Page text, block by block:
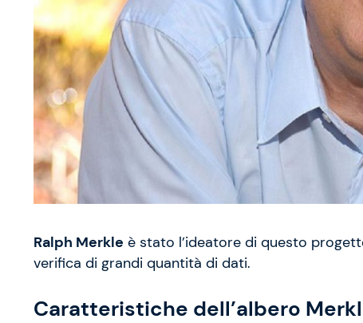
Ralph Merkle è stato l’ideatore di questo
verifica di grandi quantità di dati.
Caratteristiche dell’albero